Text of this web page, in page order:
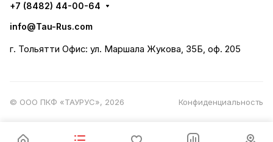
+7 (8482) 44-00-64
info@Tau-Rus.com
г. Тольятти Офис: ул. Маршала Жукова, 35Б, оф. 205
© ООО ПКФ «ТАУРУС», 2026 Конфиденциальность